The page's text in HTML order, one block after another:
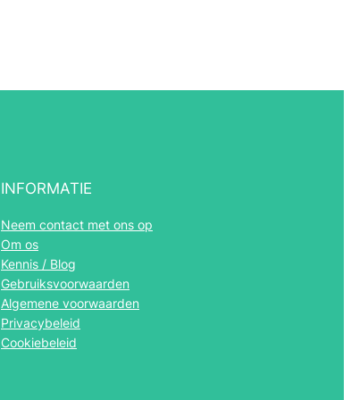
INFORMATIE
Neem contact met ons op
Om os
Kennis / Blog
Gebruiksvoorwaarden
Algemene voorwaarden
Privacybeleid
Cookiebeleid
Polski
Română